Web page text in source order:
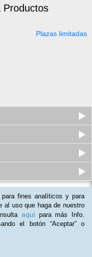
Productos
Plazas limitadas
de Manipulador de
Alimentos Attiva
Plazas limitadas
39€19
fines analíticos y para
al uso que haga de nuestro
aqui para más Info.
el botón “Aceptar” o